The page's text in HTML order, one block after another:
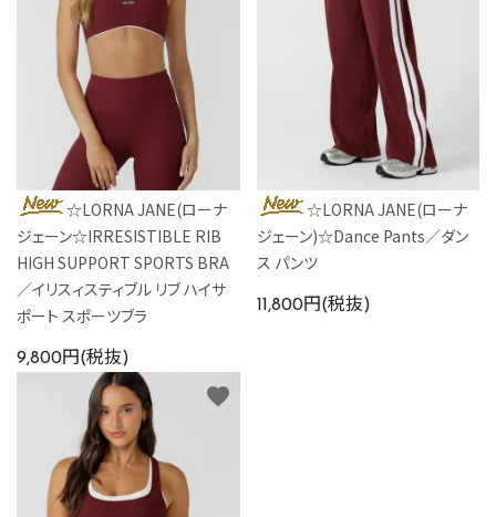
INFORMATIOM
☆LORNA JANE(ローナ
ジェーン☆IRRESISTIBLE RIB
HIGH SUPPORT SPORTS BRA
／イリスィスティブル リブ ハイサ
ポート スポーツブラ
9,800円(税抜)
☆LORNA JANE(ローナ
ジェーン)☆Dance Pants／ダン
ス パンツ
11,800円(税抜)
favorite